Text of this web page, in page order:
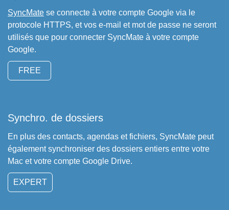
SyncMate se connecte à votre compte Google via le
protocole HTTPS, et vos e-mail et mot de passe ne seront
utilisés que pour connecter SyncMate à votre compte
Google.
FREE
Synchro. de dossiers
En plus des contacts, agendas et fichiers, SyncMate peut
également synchroniser des dossiers entiers entre votre
Mac et votre compte Google Drive.
EXPERT